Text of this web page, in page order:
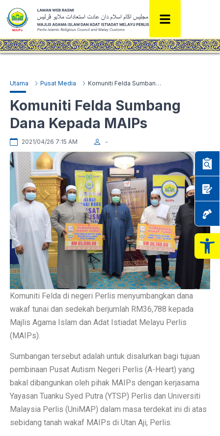
Utama Pusat Media Komuniti Felda Sumbang Dana Kepada MAIPs
Komuniti Felda Sumbang
Dana Kepada MAIPs
2021/04/26 7:15 AM -
Komuniti Felda di negeri Perlis menyumbangkan dana
wakaf tunai dan sedekah berjumlah RM36,788 kepada
Majlis Agama Islam dan Adat Istiadat Melayu Perlis
(MAIPs).
Sumbangan tersebut adalah untuk disalurkan bagi tujuan
pembinaan Pusat Autism Negeri Perlis (A-Heart) yang
bakal dibangunkan oleh pihak MAIPs dengan kerjasama
Yayasan Tuanku Syed Putra (YTSP) Perlis dan Universiti
Malaysia Perlis (UniMAP) dalam masa terdekat ini di atas
sebidang tanah wakaf MAIPs di Utan Aji, Perlis.